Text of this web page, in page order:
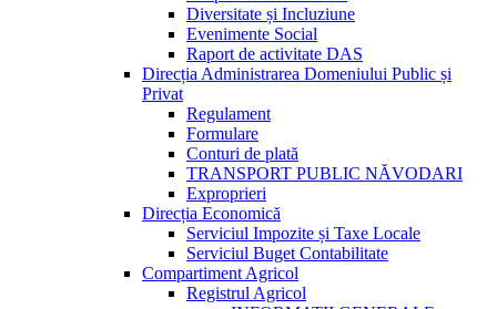
Diversitate și Incluziune
Evenimente Social
Raport de activitate DAS
Direcția Administrarea Domeniului Public și
Privat
Regulament
Formulare
Conturi de plată
TRANSPORT PUBLIC NĂVODARI
Exproprieri
Direcția Economică
Serviciul Impozite și Taxe Locale
Serviciul Buget Contabilitate
Compartiment Agricol
Registrul Agricol